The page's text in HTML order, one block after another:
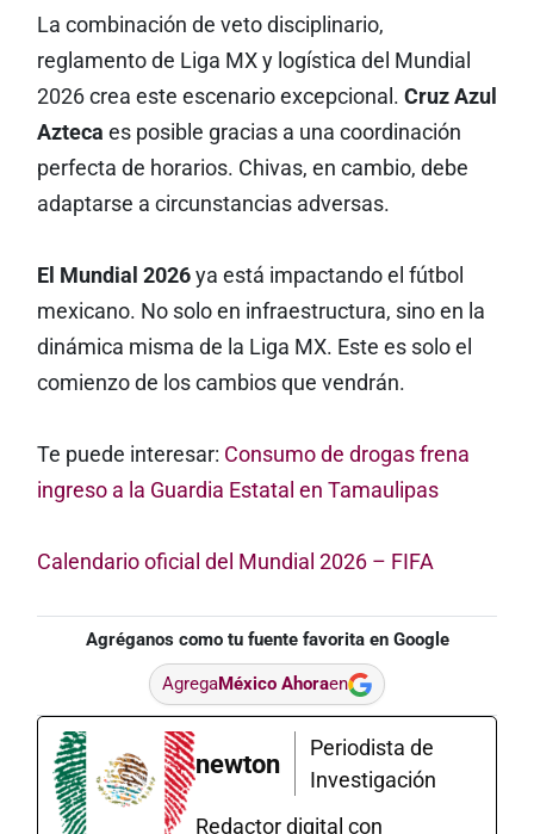
La combinación de veto disciplinario,
reglamento de Liga MX y logística del Mundial
2026 crea este escenario excepcional. Cruz Azul
Azteca es posible gracias a una coordinación
perfecta de horarios. Chivas, en cambio, debe
adaptarse a circunstancias adversas.
El Mundial 2026ya está impactando el fútbol
mexicano. No solo en infraestructura, sino en la
dinámica misma de la Liga MX. Este es solo el
comienzo de los cambios que vendrán.
Te puede interesar: Consumo de drogas frena
ingreso a la Guardia Estatal en Tamaulipas
Calendario oficial del Mundial 2026 – FIFA
Agréganos como tu fuente favorita en Google
AgregaMéxico Ahoraen
newton
Periodista de
Investigación
Redactor digital con